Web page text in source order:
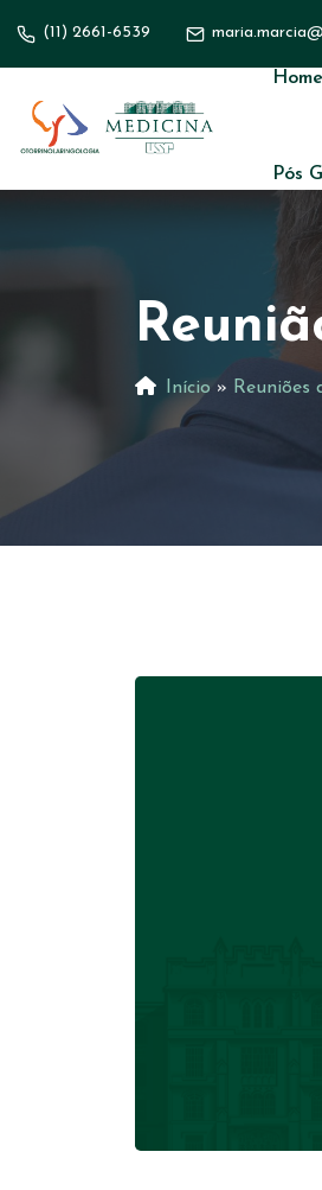
(11) 2661-6539
Home
Pós
Início » Reuniões